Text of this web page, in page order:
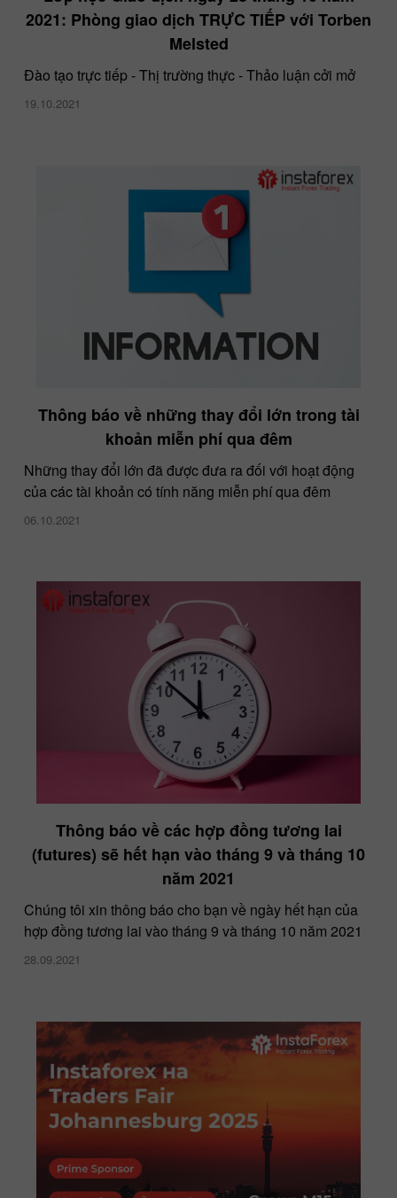
2021: Phòng giao dịch TRỰC TIẾP với Torben
Melsted
Đào tạo trực tiếp - Thị trường thực - Thảo luận cởi mở
19.10.2021
Thông báo về những thay đổi lớn trong tài
khoản miễn phí qua đêm
Những thay đổi lớn đã được đưa ra đối với hoạt động
của các tài khoản có tính năng miễn phí qua đêm
06.10.2021
Thông báo về các hợp đồng tương lai
(futures) sẽ hết hạn vào tháng 9 và tháng 10
năm 2021
Chúng tôi xin thông báo cho bạn về ngày hết hạn của
hợp đồng tương lai vào tháng 9 và tháng 10 năm 2021
28.09.2021